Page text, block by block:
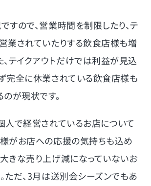
すので、営業時間を制限したり、テ
業されていたりする飲食店様も増
、テイクアウトだけでは利益が見込
完全に休業されている飲食店様も
のが現状です。
人で経営されているお店について
がお店への応援の気持ちも込め
きな売り上げ減になっていないお
ただ、3月は送別会シーズンでもあ